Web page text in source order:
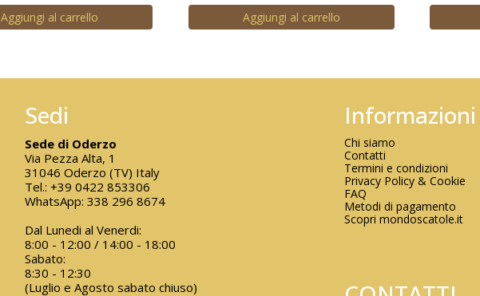
Aggiungi al carrello Aggiungi al carrello
Sedi
Sede di Oderzo
Via Pezza Alta, 1
31046 Oderzo (TV) Italy
Tel.: +39 0422 853306
WhatsApp: 338 296 8674
Dal Lunedi al Venerdi:
8:00 - 12:00 / 14:00 - 18:00
Sabato:
8:30 - 12:30
(Luglio e Agosto sabato chiuso)
Informazioni
Chi siamo
Contatti
Termini e condizioni
Privacy Policy & Cookie
FAQ
Metodi di pagamento
Scopri mondoscatole.it